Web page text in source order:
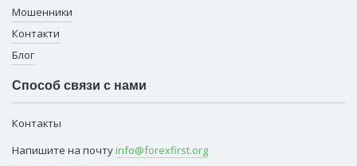
Мошенники
Контакти
Блог
Способ связи с нами
Контакты
Напишите на почту info@forexfirst.org